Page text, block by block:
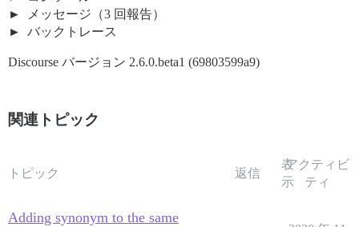
メッセージ（3 回報告）
バックトレース
Discourse バージョン 2.6.0.beta1 (69803599a9)
関連トピック
トピック 返信
表
示
アクティビ
ティ
Adding synonym to the same